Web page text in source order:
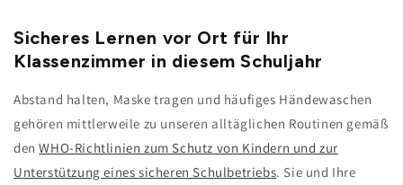
Sicheres Lernen vor Ort für Ihr
Klassenzimmer in diesem Schuljahr
Abstand halten, Maske tragen und häufiges Händewaschen
gehören mittlerweile zu unseren alltäglichen Routinen gemäß
denWHO-Richtlinien zum Schutz von Kindern und zur
Unterstützung eines sicheren Schulbetriebs. Sie und Ihre